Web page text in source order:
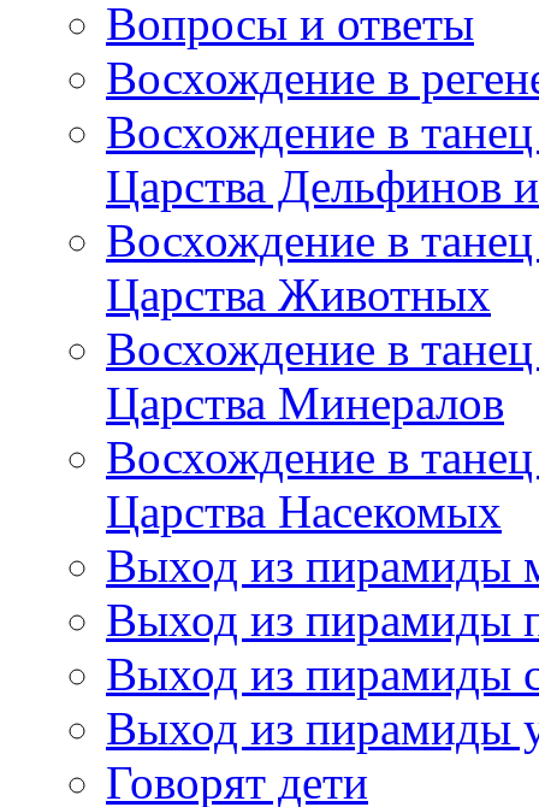
Вопросы и ответы
Восхождение в
Восхождение в
Царства Дельфинов
Восхождение в
Царства Животных
Восхождение в
Царства Минералов
Восхождение в
Царства Насекомых
Выход из пирамиды
Выход из пирамиды
Выход из пирамиды
Выход из пирамиды
Говорят дети